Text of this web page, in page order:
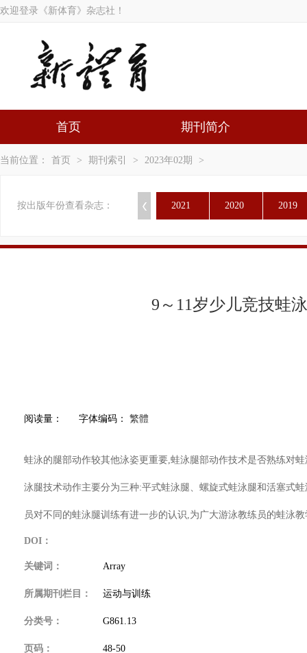
欢迎登录《新体育》杂志社！
首页 期刊简介
当前位置： 首页 > 期刊索引 > 2023年02期 >
按出版年份查看杂志： 2021 2020 2019
9～11岁少儿竞技蛙
阅读量： 字体编码： 繁體
蛙泳的腿部动作较其他泳姿更重要,蛙泳腿部动作技术是否熟练对
泳腿技术动作主要分为三种:平式蛙泳腿、螺旋式蛙泳腿和活塞式
员对不同的蛙泳腿训练有进一步的认识,为广大游泳教练员的蛙泳
DOI：
关键词： Array
所属期刊栏目： 运动与训练
分类号： G861.13
页码： 48-50